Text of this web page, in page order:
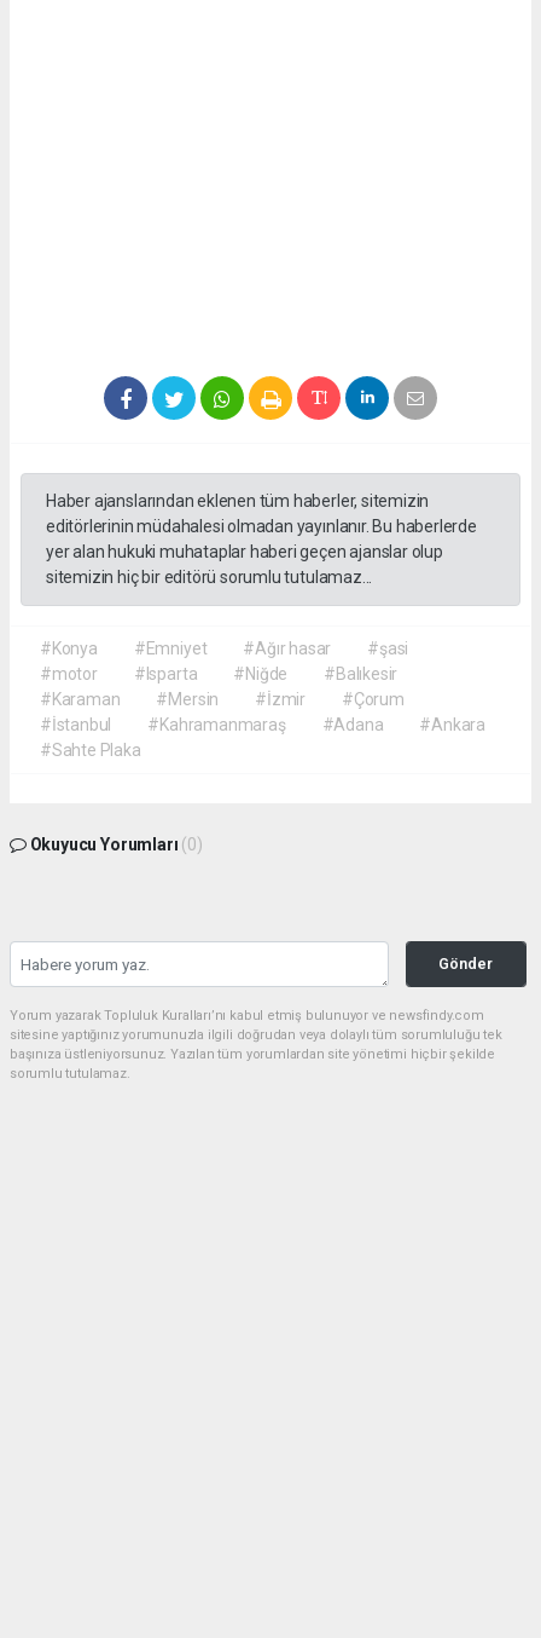
Haber ajanslarından eklenen tüm haberler, sitemizin
editörlerinin müdahalesi olmadan yayınlanır. Bu haberlerde
yer alan hukuki muhataplar haberi geçen ajanslar olup
sitemizin hiç bir editörü sorumlu tutulamaz...
#Konya #Emniyet #Ağır hasar
#şasi
#motor
#Isparta #Niğde
#Balıkesir
#Karaman
#Mersin #İzmir
#Çorum
#İstanbul
#Kahramanmaraş #Adana
#Ankara
#Sahte Plaka
Okuyucu Yorumları (0)
Gönder
Yorum yazarak Topluluk Kuralları’nı kabul etmiş bulunuyor ve newsfindy.com
sitesine yaptığınız yorumunuzla ilgili doğrudan veya dolaylı tüm sorumluluğu tek
başınıza üstleniyorsunuz. Yazılan tüm yorumlardan site yönetimi hiçbir şekilde
sorumlu tutulamaz.